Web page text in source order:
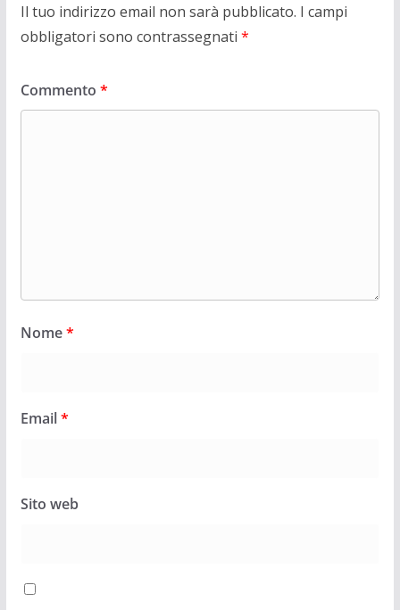
Il tuo indirizzo email non sarà pubblicato. I campi
obbligatori sono contrassegnati *
Commento *
Nome*
Email*
Sito web